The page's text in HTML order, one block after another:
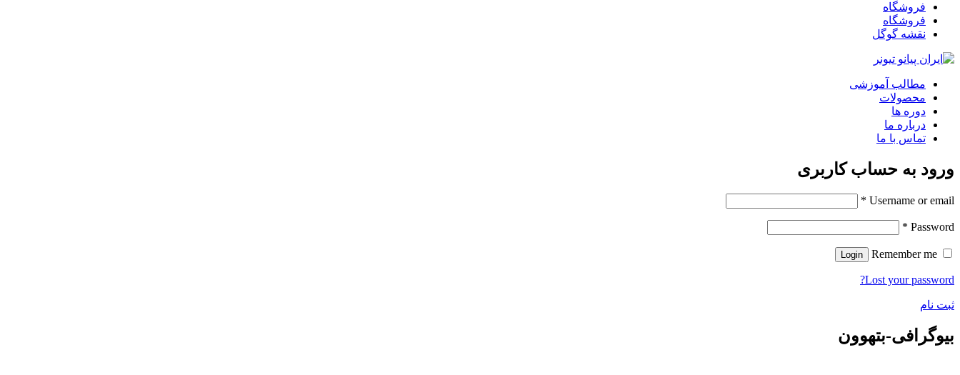
فروشگاه
فروشگاه
نقشه گوگل
مطالب آموزشی
محصولات
دوره ها
درباره ما
تماس با ما
ورود به حساب کاربری
Username or email
*
Password
*
Remember me
Login
Lost your password?
ثبت نام
بیوگرافی-بتهوون